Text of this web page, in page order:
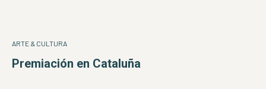
ARTE & CULTURA
Premiación en Cataluña